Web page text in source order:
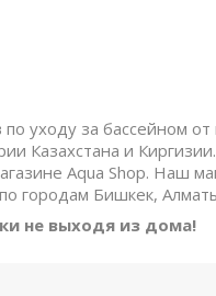
по уходу за бассейном
Казахстана и
Aqua Shop. Наш
городам Бишкек,
не выходя из дома!